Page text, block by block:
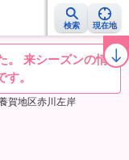
検索 現在地
お花見動画 目的別
。 来シーズンの情報
。
賀地区赤川左岸